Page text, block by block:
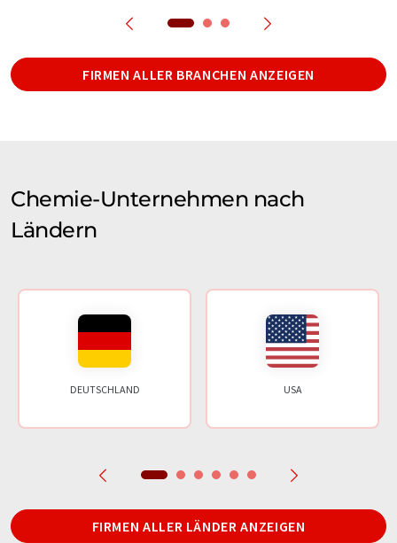
FIRMEN ALLER BRANCHEN ANZEIGEN
Chemie-Unternehmen nach
Ländern
DEUTSCHLAND USA
FIRMEN ALLER LÄNDER ANZEIGEN